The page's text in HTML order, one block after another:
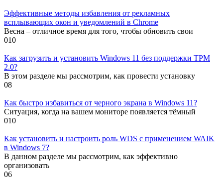
Эффективные методы избавления от рекламных
всплывающих окон и уведомлений в Chrome
Весна – отличное время для того, чтобы обновить свои
010
Как загрузить и установить Windows 11 без поддержки TPM
2.0?
В этом разделе мы рассмотрим, как провести установку
08
Как быстро избавиться от черного экрана в Windows 11?
Ситуация, когда на вашем мониторе появляется тёмный
010
Как установить и настроить роль WDS с применением WAIK
в Windows 7?
В данном разделе мы рассмотрим, как эффективно
организовать
06